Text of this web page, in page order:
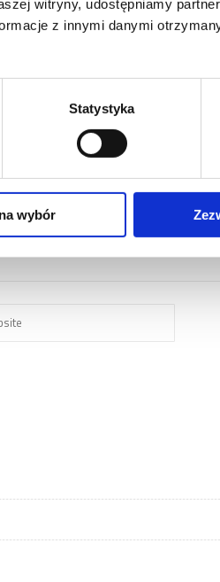
witryny, udostępniamy
z innymi danymi
Statystyka
wybór